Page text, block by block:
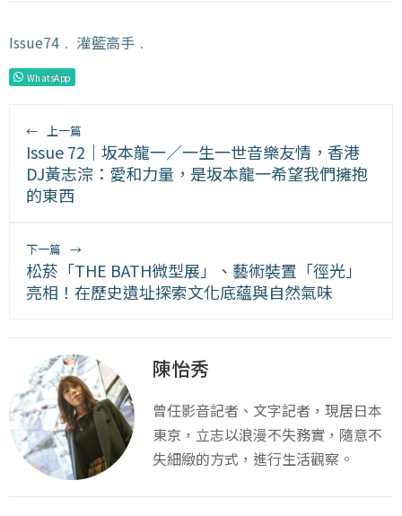
Issue74 ﹒ 灌籃高手 ﹒
WhatsApp
← 上一篇
Issue 72｜坂本龍一／一生一世音樂友情，香港
DJ黃志淙：愛和力量，是坂本龍一希望我們擁抱
的東西
下一篇 →
松菸「THE BATH微型展」、藝術裝置「徑光」
亮相！在歷史遺址探索文化底蘊與自然氣味
陳怡秀
曾任影音記者、文字記者，現居日本
東京，立志以浪漫不失務實，隨意不
失細緻的方式，進行生活觀察。